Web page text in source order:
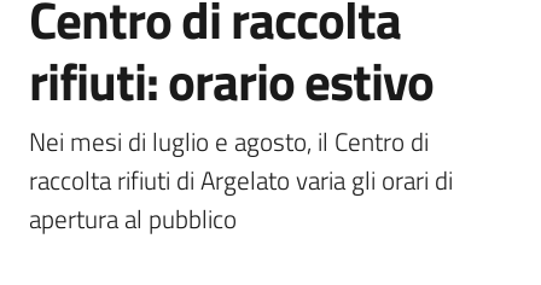
Novità
Menu selezionato
Servizi
Vivere
Argelato
Centro di raccolta
rifiuti: orario estivo
Nei mesi di luglio e agosto, il Centro di
raccolta rifiuti di Argelato varia gli orari di
apertura al pubblico